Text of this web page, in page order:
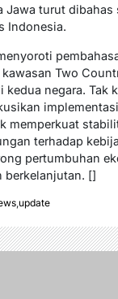
Jawa turut dibahas
Indonesia.
Two
negara. Tak
memperkuat
terhadap
pertumbuhan
berkelanjutan. []
,update